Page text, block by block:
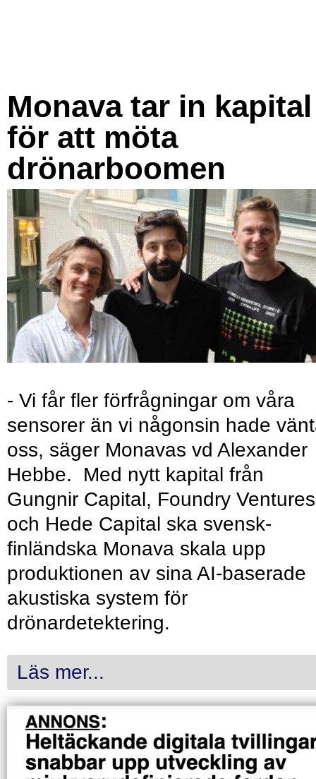
Monava tar in kapital
för att möta
drönarboomen
- Vi får fler förfrågningar om våra
sensorer än vi någonsin hade
oss, säger Monavas vd Alexander
Hebbe. Med nytt kapital från
Gungnir Capital, Foundry Ventures
och Hede Capital ska svensk-
finländska Monava skala upp
produktionen av sina AI-baserade
akustiska system för
drönardetektering.
Läs mer...